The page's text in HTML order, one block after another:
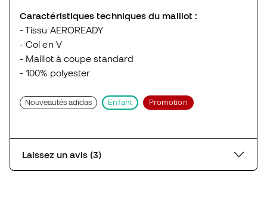
Caractéristiques techniques du maillot :
- Tissu AEROREADY
- Col en V
- Maillot à coupe standard
- 100% polyester
Nouveautés adidas Enfant Promotion
Laissez un avis (3)